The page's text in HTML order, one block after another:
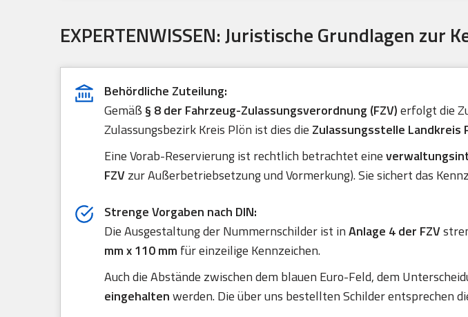
EXPERTENWISSEN: Juristische Grundlagen zur
Behördliche Zuteilung:
Gemäß § 8 der Fahrzeug-Zulassungsverordnung (FZV)erfolgt die
Zulassungsbezirk Kreis Plön ist dies die Zulassungsstelle Landkreis
Eine Vorab-Reservierung ist rechtlich betrachtet eine
FZVzur Außerbetriebsetzung und Vormerkung). Sie sichert das
Strenge Vorgaben nach DIN:
Die Ausgestaltung der Nummernschilder ist inAnlage 4 der FZV
mm x 110 mm für einzeilige Kennzeichen.
Auch die Abstände zwischen dem blauen Euro-Feld, dem
eingehaltenwerden. Die über uns bestellten Schilder entsprechen